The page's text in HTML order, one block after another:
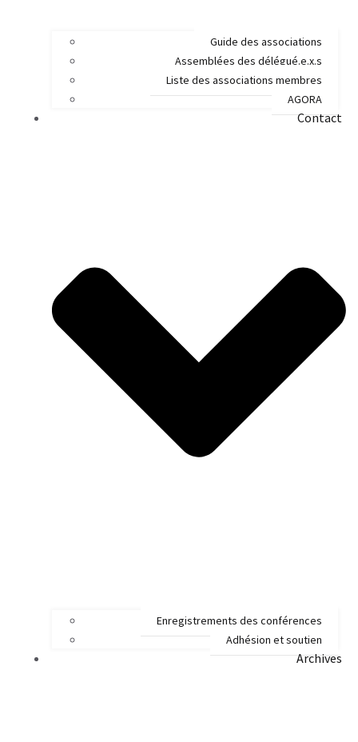
Guide des associations
Assemblées des délégué.e.x.s
Liste des associations membres
AGORA
Contact
Enregistrements des conférences
Adhésion et soutien
Archives